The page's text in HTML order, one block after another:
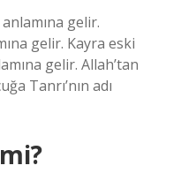
gelir.
gelir. Kayra eski
gelir. Allah’tan
Tanrı’nın adı